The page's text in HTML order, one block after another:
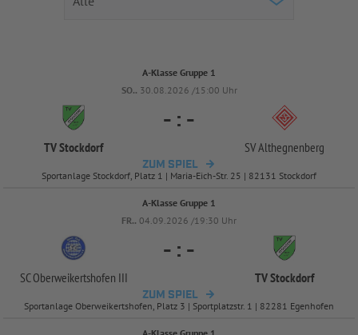
A-Klasse Gruppe 1
SO.. 30.08.2026 /15:00 Uhr
TV Stockdorf
- : -
SV Althegnenberg
ZUM SPIEL
Sportanlage Stockdorf, Platz 1 | Maria-Eich-Str. 25 | 82131 Stockdorf
A-Klasse Gruppe 1
FR.. 04.09.2026 /19:30 Uhr
SC Oberweikertshofen III
- : -
TV Stockdorf
ZUM SPIEL
Sportanlage Oberweikertshofen, Platz 3 | Sportplatzstr. 1 | 82281 Egenhofen